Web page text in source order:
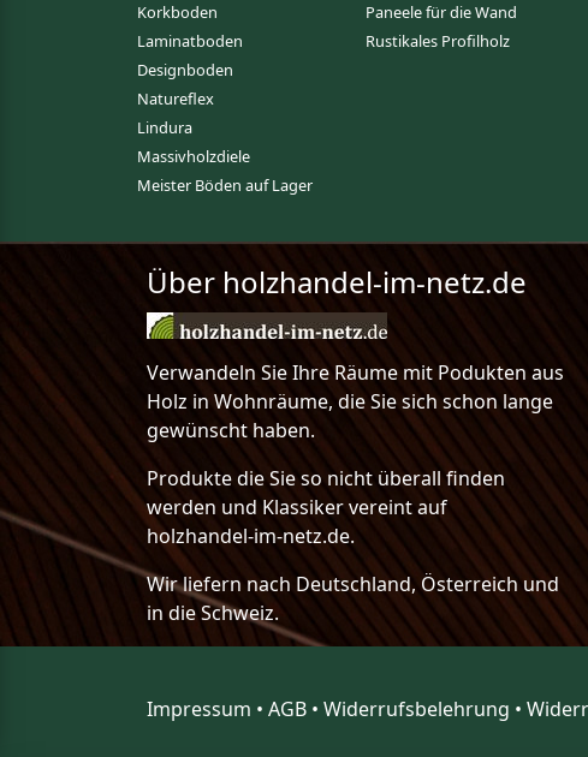
Korkboden
Laminatboden
Designboden
Natureflex
Lindura
Massivholzdiele
Meister Böden auf Lager
Paneele für die Wand
Rustikales Profilholz
Über holzhandel-im-netz.de
Verwandeln Sie Ihre Räume mit Podukten aus
Holz in Wohnräume, die Sie sich schon lange
gewünscht haben.
Produkte die Sie so nicht überall finden
werden und Klassiker vereint auf
holzhandel-im-netz.de.
Wir liefern nach Deutschland, Österreich und
in die Schweiz.
Impressum • AGB • Widerrufsbelehrung •